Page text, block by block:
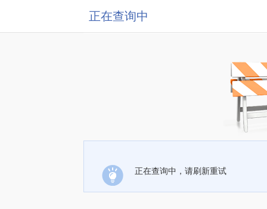
正在查询中
正在查询中，请刷新重试